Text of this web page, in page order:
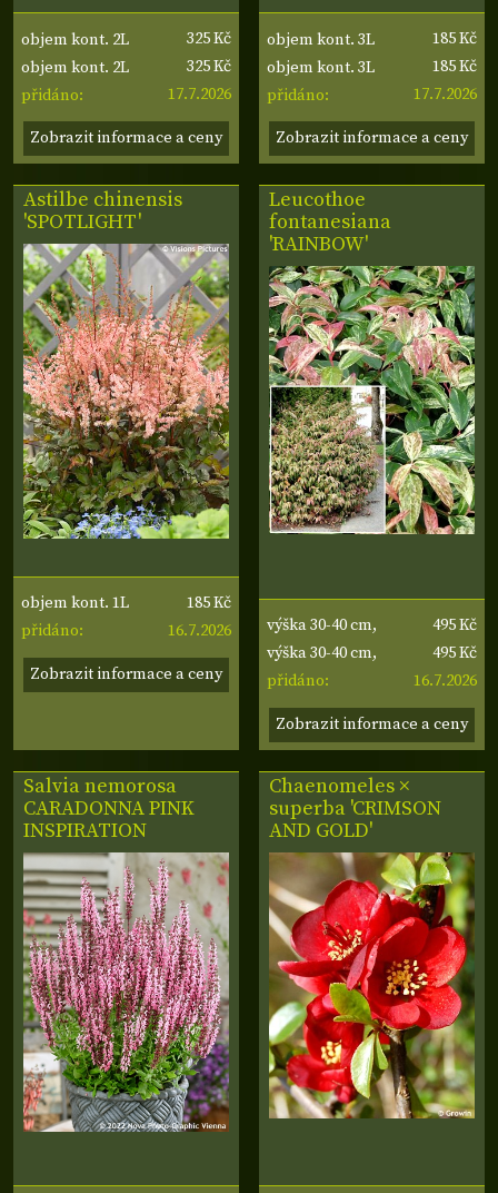
objem kont. 2L
325 Kč
objem kont. 2L
325 Kč
přidáno:
17.7.2026
Zobrazit informace a ceny
objem kont. 3L
185 Kč
objem kont. 3L
185 Kč
přidáno:
17.7.2026
Zobrazit informace a ceny
Astilbe chinensis
'SPOTLIGHT'
objem kont. 1L
185 Kč
přidáno:
16.7.2026
Zobrazit informace a ceny
Leucothoe
fontanesiana
'RAINBOW'
výška 30-40 cm,
šířka 20-30 cm
495 Kč
výška 30-40 cm,
šířka 20-30 cm
495 Kč
přidáno:
16.7.2026
Zobrazit informace a ceny
Salvia nemorosa
CARADONNA PINK
INSPIRATION
Chaenomeles ×
superba 'CRIMSON
AND GOLD'